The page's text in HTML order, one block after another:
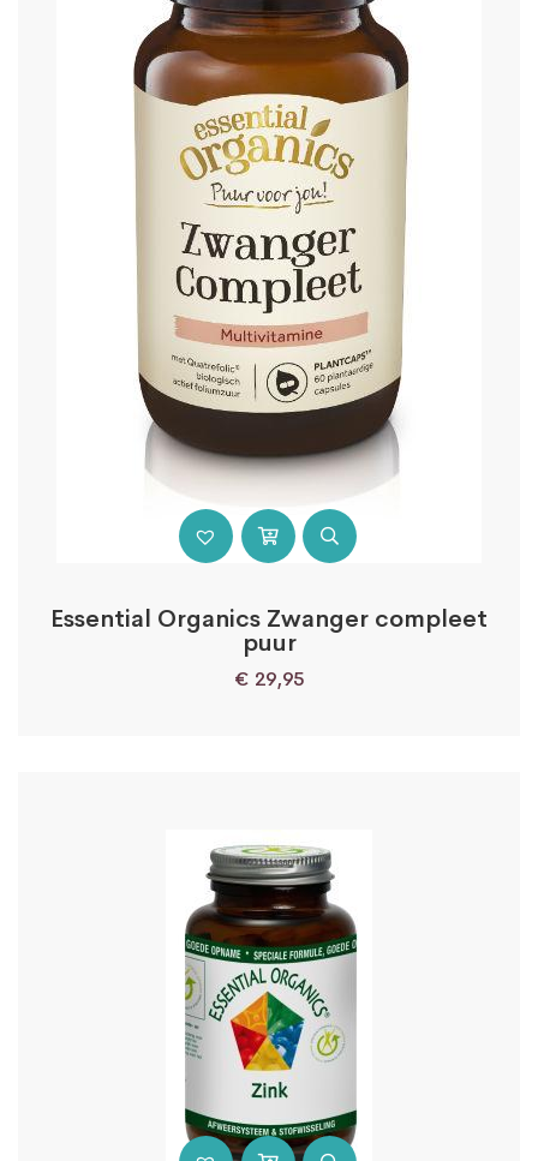
Essential Organics Zwanger compleet
puur
€ 29,95